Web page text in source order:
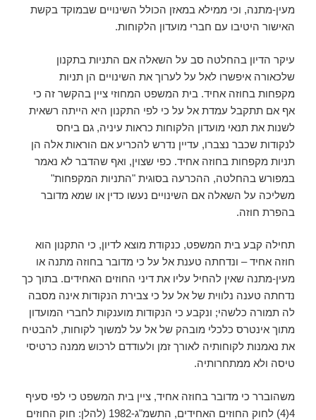
מעין-מתנה, וכי ממילא במאזן הכולל השינויים שבמוקד בקשת
האישור היטיבו עם חברי מועדון הלקוחות.
עיקר הדיון בהחלטה סב על השאלה אם התניות בתקנון
שלכאורה איפשרו לאל על לערוך את השינויים הן תניות
מקפחות בחוזה אחיד. בית המשפט המחוזי ציין בהקשר זה כי
אף אם תתקבל עמדת אל על כי לפי התקנון היא הייתה רשאית
לשנות את תנאי מועדון הלקוחות כראות עיניה, גם ביחס
לנקודות שכבר נצברו, עדיין נדרש להכריע אם הוראות אלה הן
תניות מקפחות בחוזה אחיד. כפי שצוין, ואף שהדבר לא נאמר
במפורש בהחלטה, ההכרעה בסוגית "התניות המקפחות"
משליכה על השאלה אם השינויים נעשו כדין או שמא מדובר
בהפרת חוזה.
תחילה קבע בית המשפט, כנקודת מוצא לדיון, כי התקנון הוא
חוזה אחיד – ונדחתה טענת אל על כי מדובר בחוזה מתנה או
מעין-מתנה שאין להחיל עליו את דיני החוזים האחידים. בתוך כך
נדחתה טענה נלווית של אל על כי צבירת הנקודות אינה מסבה
לה תמורה כלשהי; ונקבע כי הנקודות מוענקות לחברי המועדון
מתוך אינטרס כלכלי מובהק של אל על למשוך לקוחות, להבטיח
את נאמנות לקוחותיה לאורך זמן ולעודדם לרכוש ממנה כרטיסי
טיסה ולא ממתחרותיה.
משהוברר כי מדובר בחוזה אחיד, ציין בית המשפט כי לפי סעיף
4(4) לחוק החוזים האחידים, התשמ"ג-1982 (להלן: חוק החוזים